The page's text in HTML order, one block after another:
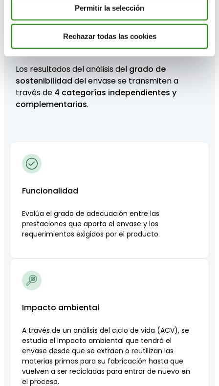
Permitir la selección
Rechazar todas las cookies
2. Recibe los resultados
Los resultados del análisis del grado de
sostenibilidad del envase se transmiten a
través de 4 categorías independientes y
complementarias.
Funcionalidad
Evalúa el grado de adecuación entre las
prestaciones que aporta el envase y los
requerimientos exigidos por el producto.
Impacto ambiental
A través de un análisis del ciclo de vida (ACV), se
estudia el impacto ambiental que tendrá el
envase desde que se extraen o reutilizan las
materias primas para su fabricación hasta que
vuelven a ser recicladas para entrar de nuevo en
el proceso.